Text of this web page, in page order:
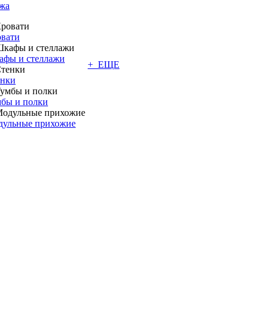
и стеллажи
и полки
прихожие
+ ЕЩЕ